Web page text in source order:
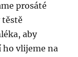
prosáté
aby
ho vlijeme na